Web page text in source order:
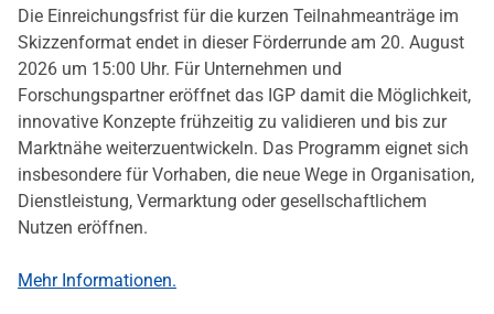
Die Einreichungsfrist für die kurzen Teilnahmeanträge im
Skizzenformat endet in dieser Förderrunde am 20. August
2026 um 15:00 Uhr. Für Unternehmen und
Forschungspartner eröffnet das IGP damit die Möglichkeit,
innovative Konzepte frühzeitig zu validieren und bis zur
Marktnähe weiterzuentwickeln. Das Programm eignet sich
insbesondere für Vorhaben, die neue Wege in Organisation,
Dienstleistung, Vermarktung oder gesellschaftlichem
Nutzen eröffnen.
Mehr Informationen.